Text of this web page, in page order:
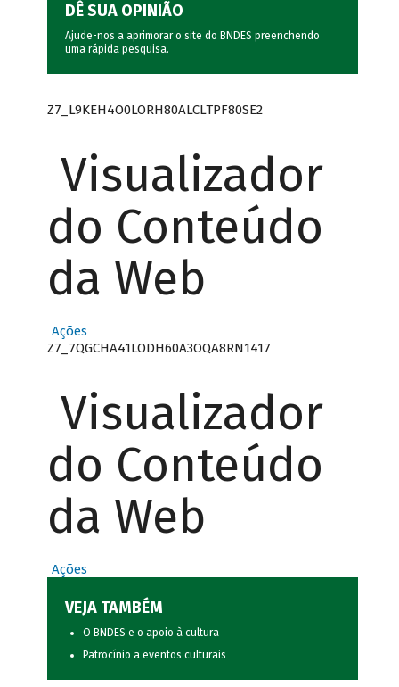
DÊ SUA OPINIÃO
Ajude-nos a aprimorar o site do BNDES preenchendo
uma rápida pesquisa.
Z7_L9KEH4O0LORH80ALCLTPF80SE2
Visualizador
do Conteúdo
da Web
Ações
Z7_7QGCHA41LODH60A3OQA8RN1417
Visualizador
do Conteúdo
da Web
Ações
VEJA TAMBÉM
O BNDES e o apoio à cultura
Patrocínio a eventos culturais